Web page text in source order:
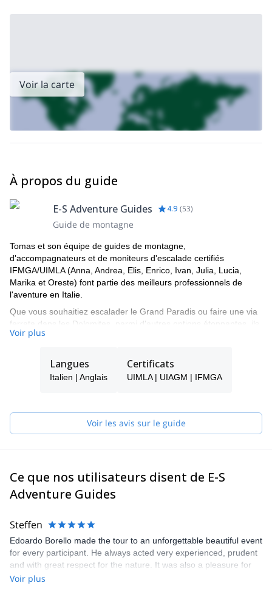
Dolomites !
Vous recherchez un programme plus avancé ? Alors, jetez un
coup d'œil à ce qui suit
via ferrata d'hiver
que je dirige près de
Cortina d'Ampezzo.
Voir la carte
À propos du guide
E-S Adventure Guides 4.9 (53)
Guide de montagne
Tomas et son équipe de guides de montagne,
d'accompagnateurs et de moniteurs d'escalade certifiés
IFMGA/UIMLA (Anna, Andrea, Elis, Enrico, Ivan, Julia, Lucia,
Marika et Oreste) font partie des meilleurs professionnels de
l'aventure en Italie.
Que vous souhaitiez escalader le Grand Paradis ou faire une via
ferrata dans les Dolomites, parmi d'autres options étonnantes, ils
seront en mesure de vous montrer les meilleurs endroits et les
Tomas sera votre principal point de contact pendant le processus
de réservation et pourra vous aider à répondre à toutes les
Choisissez l'un des programmes proposés par E-S Adventure
Guides Italy et commencez à planifier une expérience inoubliable
Voir plus
Langues
Italien | Anglais
Certificats
UIMLA | UIAGM | IFMGA
Voir les avis sur le guide
Ce que nos utilisateurs disent de E-S
Adventure Guides
Steffen
Edoardo Borello made the tour to an unforgettable beautiful event
for every participant. He always acted very experienced, prudent
and with great respect for the nature. It was also a pleasure for
me as german to join such a warm and cheerful italian group
Voir plus